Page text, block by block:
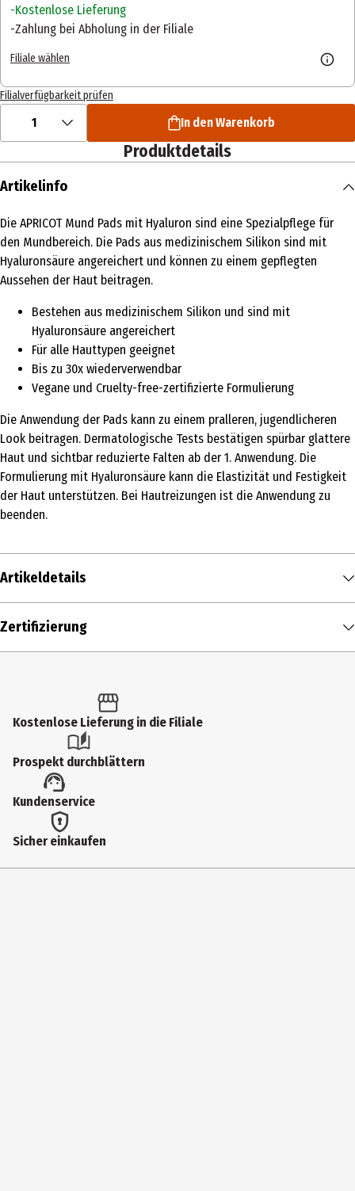
Kostenlose Lieferung
Zahlung bei Abholung in der Filiale
Filiale wählen
Filialverfügbarkeit prüfen
1 In den Warenkorb
Produktdetails
Artikelinfo
Die APRICOT Mund Pads mit Hyaluron sind eine Spezialpflege für
den Mundbereich. Die Pads aus medizinischem Silikon sind mit
Hyaluronsäure angereichert und können zu einem gepflegten
Aussehen der Haut beitragen.
Bestehen aus medizinischem Silikon und sind mit
Hyaluronsäure angereichert
Für alle Hauttypen geeignet
Bis zu 30x wiederverwendbar
Vegane und Cruelty-free-zertifizierte Formulierung
Die Anwendung der Pads kann zu einem pralleren, jugendlicheren
Look beitragen. Dermatologische Tests bestätigen spürbar glattere
Haut und sichtbar reduzierte Falten ab der 1. Anwendung. Die
Formulierung mit Hyaluronsäure kann die Elastizität und Festigkeit
der Haut unterstützen. Bei Hautreizungen ist die Anwendung zu
beenden.
Artikeldetails
Inhalt
Einsatzbereich
Spezialpflege
Dermatologisch getestet
Ja
Hauttyp
Zertifizierung
Kostenlose Lieferung in die Filiale
Prospekt durchblättern
Kundenservice
Sicher einkaufen